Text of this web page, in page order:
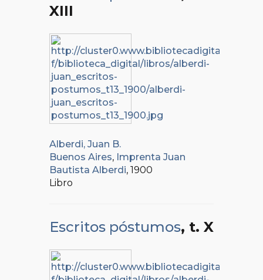
XIII
Alberdi, Juan B.
Buenos Aires, Imprenta Juan
Bautista Alberdi, 1900
Libro
Escritos póstumos, t. X